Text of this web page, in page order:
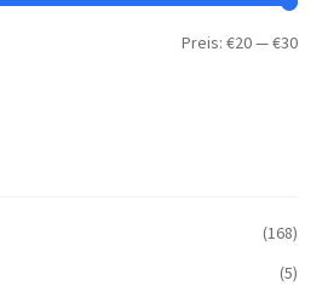
Min.
Max.
Preis: €20—€30
(168)
(5)